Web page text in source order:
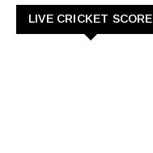
LIVE CRICKET SCORE